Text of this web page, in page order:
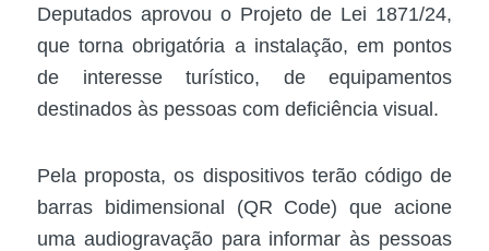
Deputados aprovou o Projeto de Lei 1871/24,
que torna obrigatória a instalação, em pontos
de interesse turístico, de equipamentos
destinados às pessoas com deficiência visual.
Pela proposta, os dispositivos terão código de
barras bidimensional (QR Code) que acione
uma audiogravação para informar às pessoas